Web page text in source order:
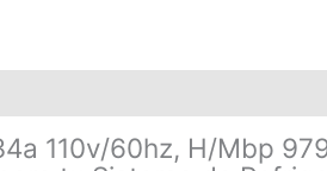
110v/60hz, H/Mbp